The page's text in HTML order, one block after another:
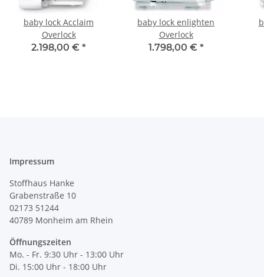
baby lock Acclaim
Overlock
2.198,00 € *
baby lock enlighten
Overlock
1.798,00 € *
Impressum
Stoffhaus Hanke
Grabenstraße 10
02173 51244
40789 Monheim am Rhein
Öffnungszeiten
Mo. - Fr. 9:30 Uhr - 13:00 Uhr
Di. 15:00 Uhr - 18:00 Uhr